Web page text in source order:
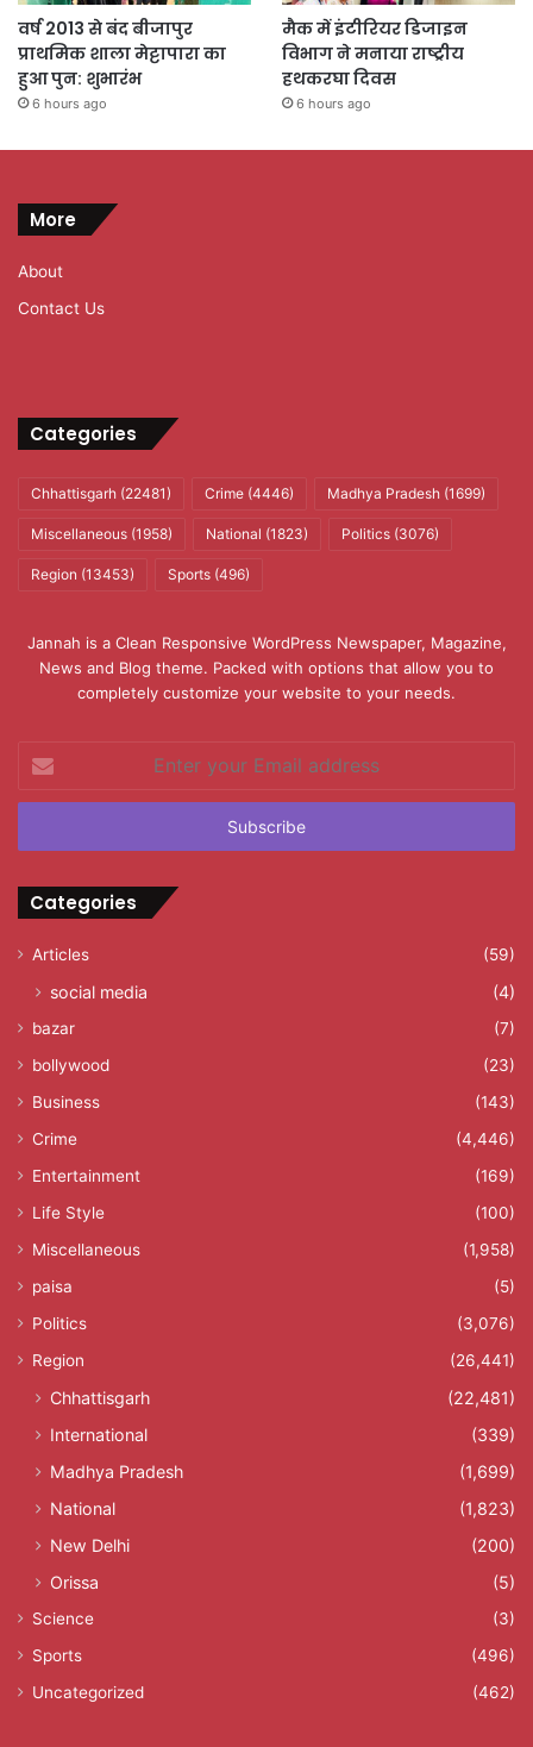
वर्ष 2013 से बंद बीजापुर
प्राथमिक शाला मेट्टापारा का
हुआ पुन: शुभारंभ
6 hours ago
मैक में इंटीरियर डिजाइन
विभाग ने मनाया राष्ट्रीय
हथकरघा दिवस
6 hours ago
More
About
Contact Us
Categories
Chhattisgarh (22481) Crime (4446) Madhya Pradesh (1699)
Miscellaneous (1958) National (1823) Politics (3076)
Region (13453) Sports (496)
Jannah is a Clean Responsive WordPress Newspaper, Magazine,
News and Blog theme. Packed with options that allow you to
completely customize your website to your needs.
your
Email
Categories
Articles (59)
social media (4)
bazar
(7)
bollywood
(23)
Business
(143)
Crime
(4,446)
Entertainment
(169)
Life Style
(100)
Miscellaneous
(1,958)
paisa
(5)
Politics
(3,076)
Region
(26,441)
Chhattisgarh
(22,481)
International
(339)
Madhya Pradesh
(1,699)
National
(1,823)
New Delhi
(200)
Orissa
(5)
Science
(3)
Sports
(496)
Uncategorized
(462)